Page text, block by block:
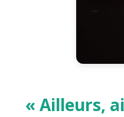
« Ailleurs,